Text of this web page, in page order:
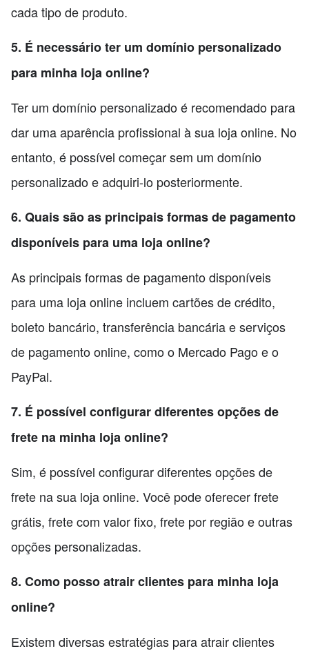
cada tipo de produto.
5. É necessário ter um domínio personalizado
para minha loja online?
Ter um domínio personalizado é recomendado para
dar uma aparência profissional à sua loja online. No
entanto, é possível começar sem um domínio
personalizado e adquiri-lo posteriormente.
6. Quais são as principais formas de pagamento
disponíveis para uma loja online?
As principais formas de pagamento disponíveis
para uma loja online incluem cartões de crédito,
boleto bancário, transferência bancária e serviços
de pagamento online, como o Mercado Pago e o
PayPal.
7. É possível configurar diferentes opções de
frete na minha loja online?
Sim, é possível configurar diferentes opções de
frete na sua loja online. Você pode oferecer frete
grátis, frete com valor fixo, frete por região e outras
opções personalizadas.
8. Como posso atrair clientes para minha loja
online?
Existem diversas estratégias para atrair clientes